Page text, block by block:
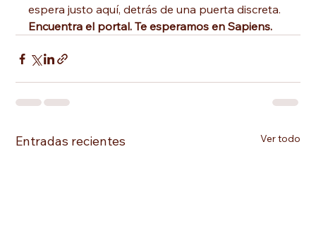
espera justo aquí, detrás de una puerta discreta.
Encuentra el portal. Te esperamos en Sapiens.
Entradas recientes Ver todo